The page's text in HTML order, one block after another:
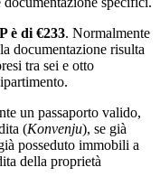
è di €233. Normalmente
documentazione risulta
tra sei e otto
un passaporto valido,
(Konvenju), se già
posseduto immobili a
della proprietà